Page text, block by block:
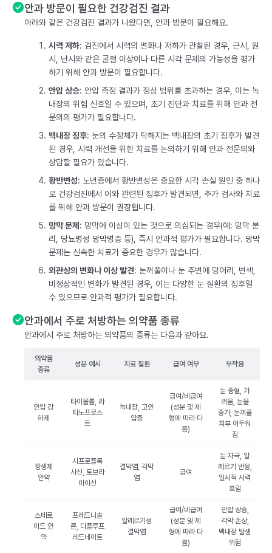
안과 방문이 필요한 건강검진 결과
아래와 같은 건강검진 결과가 나왔다면, 안과 방문이 필요해요.
시력 저하: 검진에서 시력의 변화나 저하가 관찰된 경우, 근시, 원
시, 난시와 같은 굴절 이상이나 다른 시각 문제의 가능성을 평가
하기 위해 안과 방문이 필요합니다.
안압 상승: 안압 측정 결과가 정상 범위를 초과하는 경우, 이는 녹
내장의 위험 신호일 수 있으며, 조기 진단과 치료를 위해 안과 전
문의의 평가가 필요합니다.
백내장 징후: 눈의 수정체가 탁해지는 백내장의 초기 징후가 발견
된 경우, 시력 개선을 위한 치료를 논의하기 위해 안과 전문의와
상담할 필요가 있습니다.
황반변성: 노년층에서 황반변성은 중요한 시각 손실 원인 중 하나
로 건강검진에서 이와 관련된 징후가 발견되면, 추가 검사와 치료
를 위해 안과 방문이 권장됩니다.
망막 문제 : 망막에 이상이 있는 것으로 의심되는 경우(예: 망막 분
리, 당뇨병성 망막병증 등), 즉시 안과적 평가가 필요합니다. 망막
문제는 신속한 치료가 중요한 경우가 많습니다.
외관상의 변화나 이상 발견: 눈꺼풀이나 눈 주변에 덩어리, 변색,
비정상적인 변화가 발견된 경우, 이는 다양한 눈 질환의 징후일
수 있으므로 안과적 평가가 필요합니다.
안과에서 주로 처방하는 의약품 종류
안과에서 주로 처방하는 의약품의 종류는 다음과 같아요.
의약품
종류
성분 예시 치료 질환 급여 여부 부작용
안압 강
하제
타이몰롤, 라
타노프로스
트
녹내장, 고안
압증
급여/비급여
(성분 및 제
형에 따라 다
름)
눈 충혈, 가
려움, 눈물
증가, 눈꺼풀
피부 어두워
짐
항생제
안약
시프로플록
사신, 토브라
마이신
결막염, 각막
염
급여
눈 자극, 알
레르기 반응,
일시적 시력
흐림
스테로
이드 안
약
프레드니솔
론, 디플루프
레드네이트
알레르기성
결막염
급여/비급여
(성분 및 제
형에 따라 다
름)
안압 상승,
각막 손상,
백내장 발생
위험